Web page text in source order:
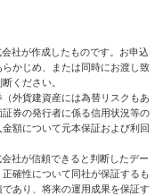
社が作成したものです。お申込
かじめ、または同時にお渡し致
ください。
外貨建資産には為替リスクもあ
券の発行者に係る信用状況等の
額について元本保証および利回
社が信頼できると判断したデー
確性について同社が保証するも
あり、将来の運用成果を保証す